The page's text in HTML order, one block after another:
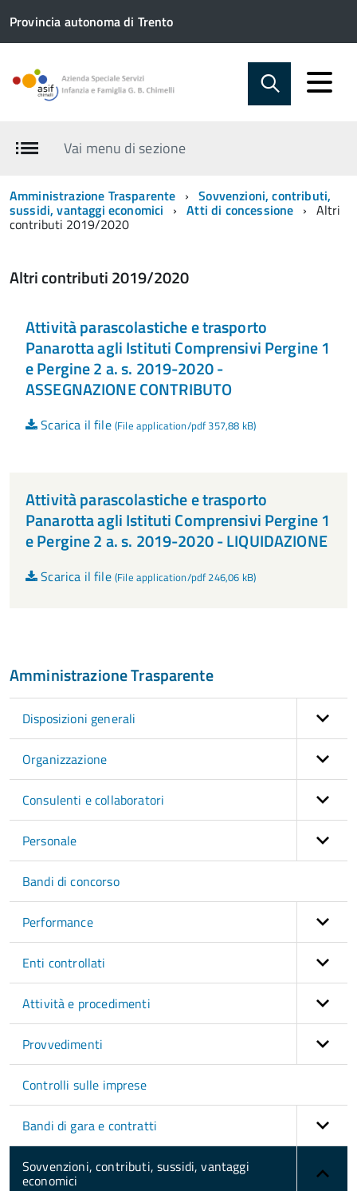
Provincia autonoma di Trento
Vai menu di sezione
Amministrazione Trasparente Sovvenzioni, contributi,
sussidi, vantaggi economici Atti di concessione Altri
contributi 2019/2020
Altri contributi 2019/2020
Attività parascolastiche e trasporto
Panarotta agli Istituti Comprensivi Pergine 1
e Pergine 2 a. s. 2019-2020 -
ASSEGNAZIONE CONTRIBUTO
Scarica il file (File application/pdf 357,88 kB)
Attività parascolastiche e trasporto
Panarotta agli Istituti Comprensivi Pergine 1
e Pergine 2 a. s. 2019-2020 - LIQUIDAZIONE
Scarica il file (File application/pdf 246,06 kB)
Amministrazione Trasparente
Disposizioni generali
Organizzazione
Consulenti e collaboratori
Personale
Bandi di concorso
Performance
Enti controllati
Attività e procedimenti
Provvedimenti
Controlli sulle imprese
Bandi di gara e contratti
Sovvenzioni, contributi, sussidi, vantaggi
economici